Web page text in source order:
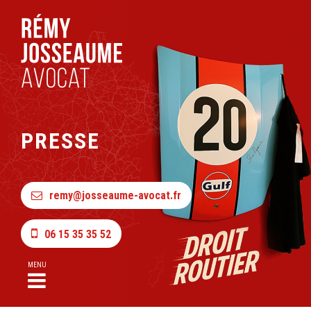
PRESSE
remy@josseaume-avocat.fr
06 15 35 35 52
MENU